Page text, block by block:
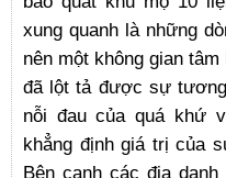
xung quanh là những
nên một không gian
đã lột tả được sự
nỗi đau của quá khứ
khẳng định giá trị của
Bên cạnh các địa